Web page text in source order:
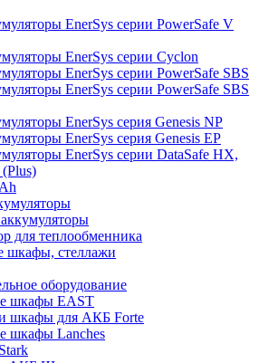
EnerSys серии PowerSafe V
EnerSys серии Cyclon
EnerSys серии PowerSafe SBS
EnerSys серии PowerSafe SBS
EnerSys серия Genesis NP
EnerSys серия Genesis EP
EnerSys серии DataSafe HX,
для теплообменника
шкафы, стеллажи
оборудование
шкафы EAST
шкафы для АКБ Forte
шкафы Lanches